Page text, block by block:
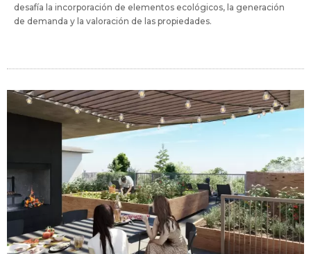
desafía la incorporación de elementos ecológicos, la generación
de demanda y la valoración de las propiedades.